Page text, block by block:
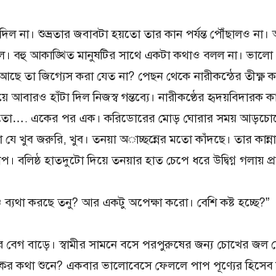
না। শুভ্রতার জবাবটা হয়তো তার কান পর্যন্ত পৌঁছালও
বহু আকাঙ্খিত মানুষটির সাথে একটা কথাও বলল না। ভালো
তা জিগ্যেস করা যেত না? পেছন থেকে নারীকন্ঠের
আবারও হাঁটা দিল নিজস্ব গন্তব্যে। নারীকণ্ঠের
একের পর এক। করিডোরের মোড় ঘোরার সময় আড়চোখে
যে খুব জরুরি, খুব। তনয়া অাচ্ছন্নের মতো কাঁদছে। তার
বলিষ্ঠ হাতদুটো দিয়ে তনয়ার হাত চেপে ধরে উদ্বিগ্ন গলায়
করছে তনু? আর একটু অপেক্ষা করো। বেশি কষ্ট হচ্ছে?”
বেগ বাড়ে। স্বামীর সামনে বসে পরপুরুষের জন্য চোখের জল
কথা শুনে? একবার ভালোবেসে ফেললে পাপ পূণ্যের